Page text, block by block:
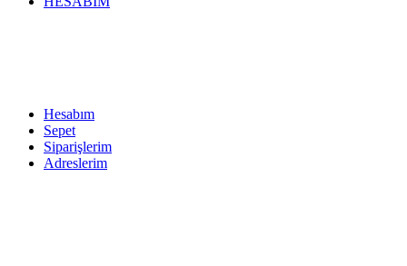
Hesabım
Sepet
Siparişlerim
Adreslerim